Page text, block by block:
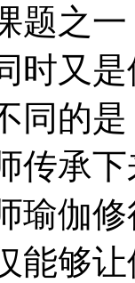
题之
时
同的
传承
瑜伽
能够